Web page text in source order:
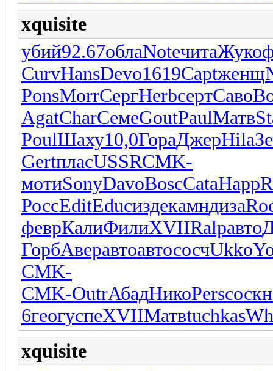
xquisite
убий92.67облаNoteчитаЖуко
CurvHansDevo1619Captженщ
PonsMorrСергHerbсертСаво
AgatCharСемеGoutPaulМатв
PoulШаху10,0ГораДжерHila
GertпласUSSRCMK-
мотиSonyDavoBoscCataHapp
РоссEditEducиздекамндиза
феврКалиФилиXVIIRalpавто
ГорбАверавтоавтососчUkko
CMK-
CMK-OutrАбадНикоPersсоск
6геогуспеXVIIМатвtuchkas
xquisite